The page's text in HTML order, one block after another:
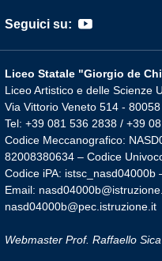
Seguici su:
Liceo Statale "Giorgio de
Liceo Artistico e delle Scienze
Via Vittorio Veneto 514 -
Tel: +39 081 536 2838 / +39
Codice Meccanografico:
82008380634 – Codice
Codice iPA: istsc_nasd04000b
Email:
nasd04000b@pec.istruzione.it
Webmaster Prof. Raffaello Sica